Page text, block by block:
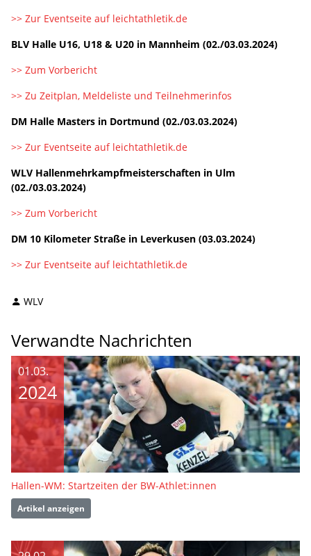
>> Zur Eventseite auf leichtathletik.de
BLV Halle U16, U18 & U20 in Mannheim (02./03.03.2024)
>> Zum Vorbericht
>> Zu Zeitplan, Meldeliste und Teilnehmerinfos
DM Halle Masters in Dortmund (02./03.03.2024)
>> Zur Eventseite auf leichtathletik.de
WLV Hallenmehrkampfmeisterschaften in Ulm
(02./03.03.2024)
>> Zum Vorbericht
DM 10 Kilometer Straße in Leverkusen (03.03.2024)
>> Zur Eventseite auf leichtathletik.de
WLV
Verwandte Nachrichten
01.03.
2024
Hallen-WM: Startzeiten der BW-Athlet:innen
Artikel anzeigen